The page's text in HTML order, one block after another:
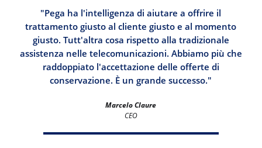
"Pega ha l'intelligenza di aiutare a offrire il
trattamento giusto al cliente giusto e al momento
giusto. Tutt'altra cosa rispetto alla tradizionale
assistenza nelle telecomunicazioni. Abbiamo più che
raddoppiato l'accettazione delle offerte di
conservazione. È un grande successo."
Marcelo Claure
CEO